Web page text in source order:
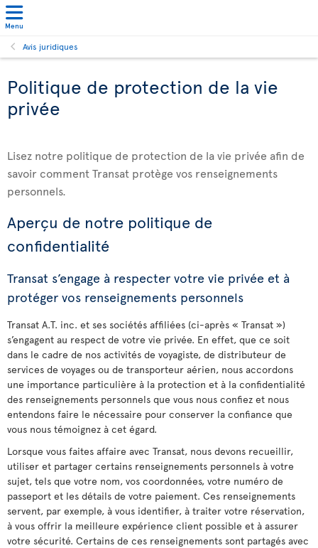
Menu
Avis juridiques
Politique de protection de la vie
privée
Lisez notre politique de protection de la vie privée afin de
savoir comment Transat protège vos renseignements
personnels.
Aperçu de notre politique de
confidentialité
Transat s’engage à respecter votre vie privée et à
protéger vos renseignements personnels
Transat A.T. inc. et ses sociétés affiliées (ci-après « Transat »)
s’engagent au respect de votre vie privée. En effet, que ce soit
dans le cadre de nos activités de voyagiste, de distributeur de
services de voyages ou de transporteur aérien, nous accordons
une importance particulière à la protection et à la confidentialité
des renseignements personnels que vous nous confiez et nous
entendons faire le nécessaire pour conserver la confiance que
vous nous témoignez à cet égard.
Lorsque vous faites affaire avec Transat, nous devons recueillir,
utiliser et partager certains renseignements personnels à votre
sujet, tels que votre nom, vos coordonnées, votre numéro de
passeport et les détails de votre paiement. Ces renseignements
servent, par exemple, à vous identifier, à traiter votre réservation,
à vous offrir la meilleure expérience client possible et à assurer
votre sécurité. Certains de ces renseignements sont partagés avec